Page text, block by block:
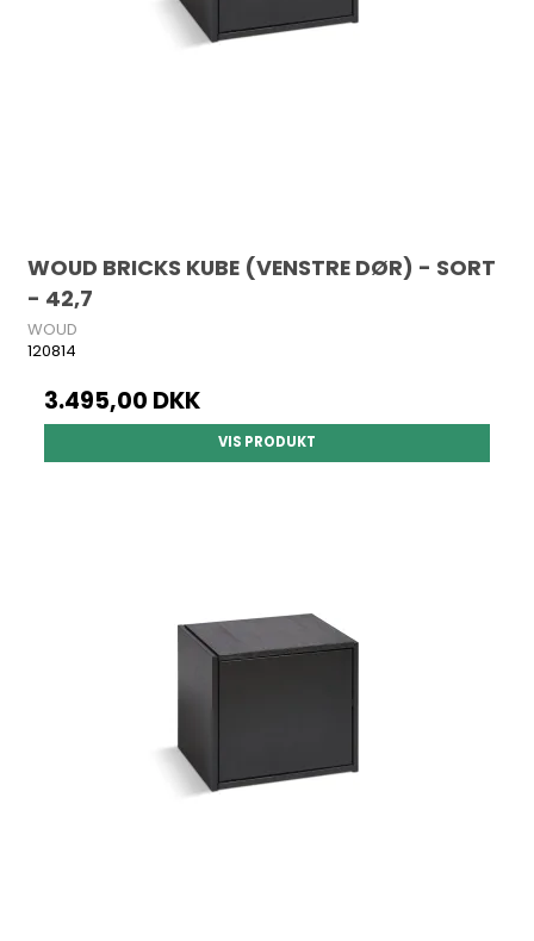
WOUD BRICKS KUBE (VENSTRE DØR) - SORT
- 42,7
WOUD
120814
3.495,00 DKK
VIS PRODUKT